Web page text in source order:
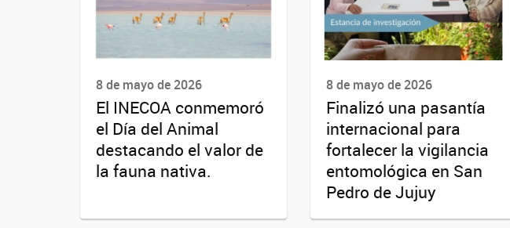
8 de mayo de 2026
El INECOA conmemoró
el Día del Animal
destacando el valor de
la fauna nativa.
8 de mayo de 2026
Finalizó una pasantía
internacional para
fortalecer la vigilancia
entomológica en San
Pedro de Jujuy